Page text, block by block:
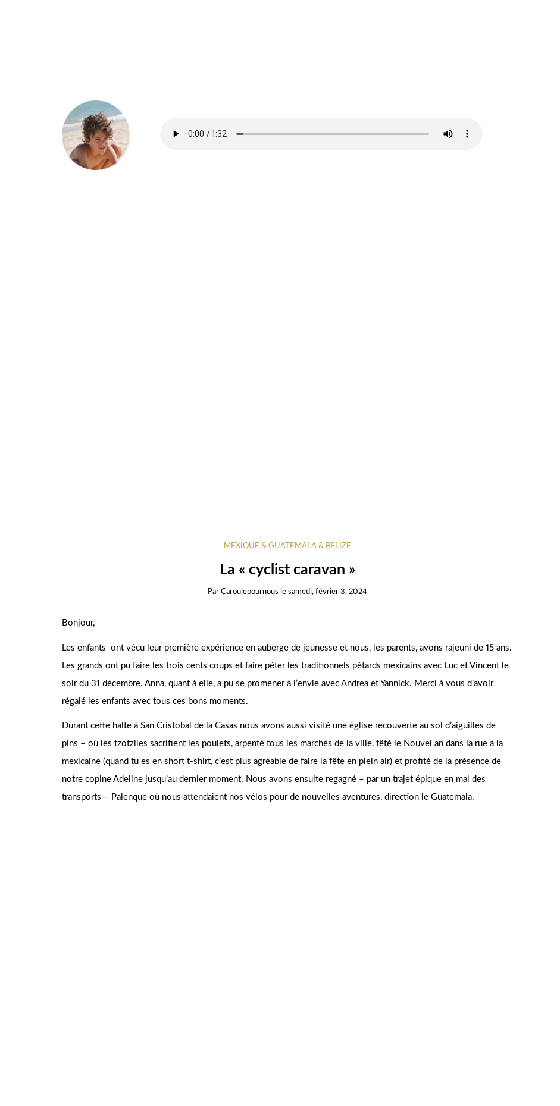
MEXIQUE & GUATEMALA & BELIZE
La « cyclist caravan »
ParÇaroulepournous lesamedi, février 3, 2024
Bonjour,
Les enfants ont vécu leur première expérience en auberge de jeunesse et nous, les parents, avons rajeuni de 15 ans.
Les grands ont pu faire les trois cents coups et faire péter les traditionnels pétards mexicains avec Luc et Vincent le
soir du 31 décembre. Anna, quant à elle, a pu se promener à l’envie avec Andrea et Yannick. Merci à vous d’avoir
régalé les enfants avec tous ces bons moments.
Durant cette halte à San Cristobal de la Casas nous avons aussi visité une église recouverte au sol d’aiguilles de
pins – où les tzotziles sacrifient les poulets, arpenté tous les marchés de la ville, fêté le Nouvel an dans la rue à la
mexicaine (quand tu es en short t-shirt, c’est plus agréable de faire la fête en plein air) et profité de la présence de
notre copine Adeline jusqu’au dernier moment. Nous avons ensuite regagné – par un trajet épique en mal des
transports – Palenque où nous attendaient nos vélos pour de nouvelles aventures, direction le Guatemala.